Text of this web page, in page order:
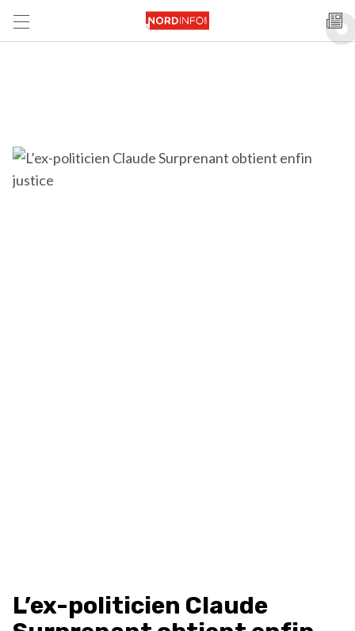
L’ex-politicien Claude